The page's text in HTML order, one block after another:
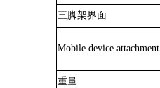
三脚架界面
Mobile device attachment
重量